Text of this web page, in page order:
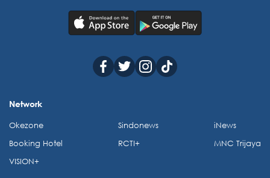
Network
Okezone
Booking Hotel
VISION+
Sindonews
RCTI+
iNews
MNC Trijaya